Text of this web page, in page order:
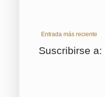
Entrada más reciente
Suscribirse a: